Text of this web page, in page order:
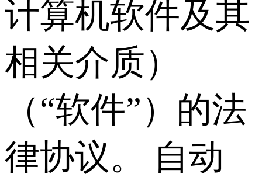
计算机软件及其
相关介质）
（“软件”）的法
律协议。 自动